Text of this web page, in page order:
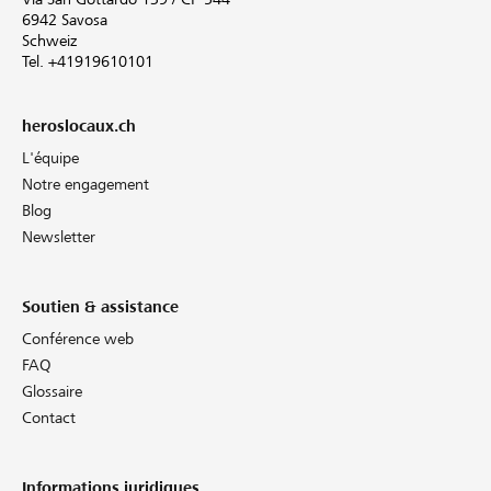
6942 Savosa
Schweiz
Tel. +41919610101
heroslocaux.ch
L'équipe
Notre engagement
Blog
Newsletter
Soutien & assistance
Conférence web
FAQ
Glossaire
Contact